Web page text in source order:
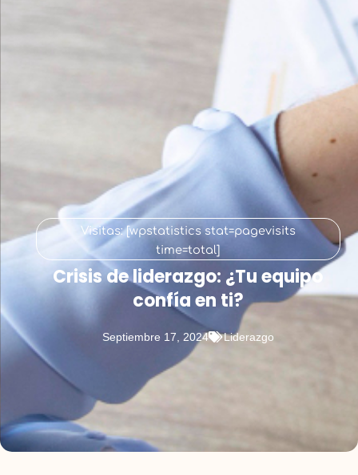
Visitas: [wpstatistics stat=pagevisits
time=total]
Crisis de liderazgo: ¿Tu equipo
confía en ti?
Septiembre 17, 2024 Liderazgo